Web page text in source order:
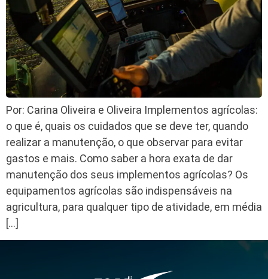
Por: Carina Oliveira e Oliveira Implementos agrícolas:
o que é, quais os cuidados que se deve ter, quando
realizar a manutenção, o que observar para evitar
gastos e mais. Como saber a hora exata de dar
manutenção dos seus implementos agrícolas? Os
equipamentos agrícolas são indispensáveis na
agricultura, para qualquer tipo de atividade, em média
[…]